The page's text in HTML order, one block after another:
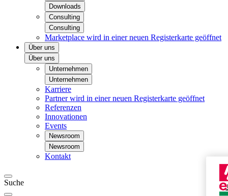
Downloads
Consulting
Consulting
Marketplace wird in einer neuen Registerkarte geöffnet
Über uns
Über uns
Unternehmen
Unternehmen
Karriere
Partnerwird in einer neuen Registerkarte geöffnet
Referenzen
Innovationen
Events
Newsroom
Newsroom
Kontakt
Suche